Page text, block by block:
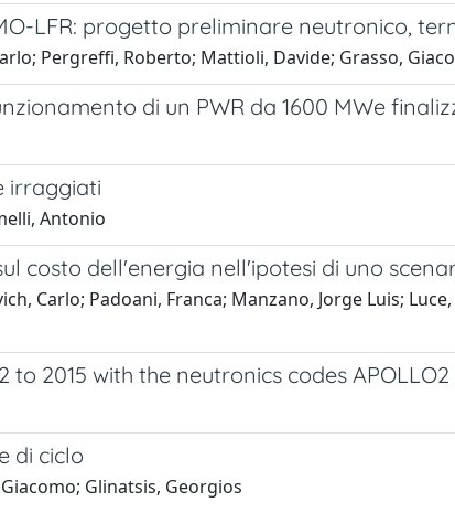
LFR: progetto preliminare neutronico,
Pergreffi, Roberto; Mattioli, Davide; Grasso,
di un PWR da 1600 MWe
irraggiati
Antonio
costo dell'energia nell'ipotesi di uno
Carlo; Padoani, Franca; Manzano, Jorge Luis;
2015 with the neutronics codes APOLLO2
di ciclo
Glinatsis, Georgios